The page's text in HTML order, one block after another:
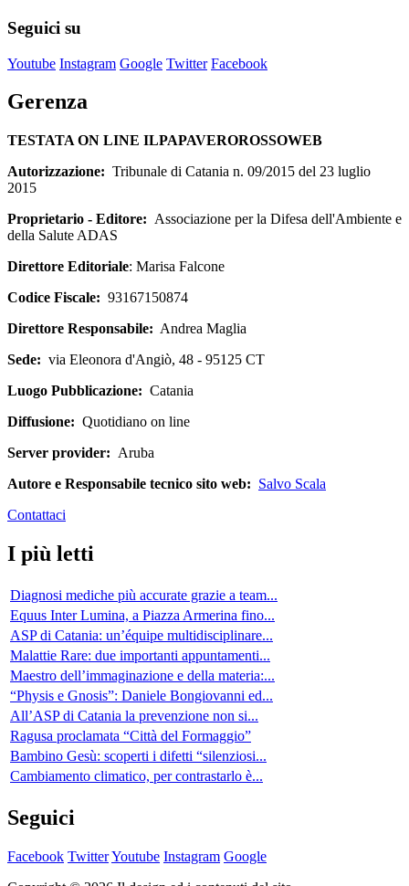
Seguici su
Youtube Instagram Google Twitter Facebook
Gerenza
TESTATA ON LINE ILPAPAVEROROSSOWEB
Autorizzazione: Tribunale di Catania n. 09/2015 del 23 luglio
2015
Proprietario - Editore: Associazione per la Difesa dell'Ambiente e
della Salute ADAS
Direttore Editoriale: Marisa Falcone
Codice Fiscale: 93167150874
Direttore Responsabile: Andrea Maglia
Sede: via Eleonora d'Angiò, 48 - 95125 CT
Luogo Pubblicazione: Catania
Diffusione: Quotidiano on line
Server provider: Aruba
Autore e Responsabile tecnico sito web: Salvo Scala
Contattaci
I più letti
Diagnosi mediche più accurate grazie a team...
Equus Inter Lumina, a Piazza Armerina fino...
ASP di Catania: un’équipe multidisciplinare...
Malattie Rare: due importanti appuntamenti...
Maestro dell’immaginazione e della materia:...
“Physis e Gnosis”: Daniele Bongiovanni ed...
All’ASP di Catania la prevenzione non si...
Ragusa proclamata “Città del Formaggio”
Bambino Gesù: scoperti i difetti “silenziosi...
Cambiamento climatico, per contrastarlo è...
Seguici
Facebook TwitterYoutube Instagram Google